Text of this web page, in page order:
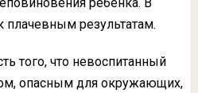
результатам.
того, что невоспитанный
опасным для окружающих,